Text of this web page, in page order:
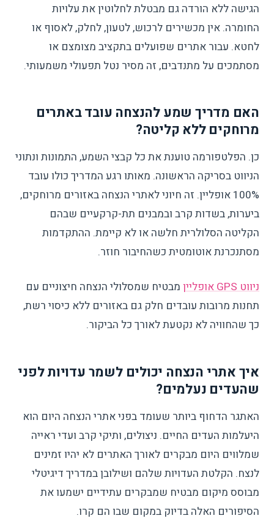
הגישה ללא הורדה גם מבטלת לחלוטין את עלויות
החומרה. אין מכשירים לרכוש, לטעון, לחלק, לאסוף או
לחטא. עבור אתרים שפועלים בתקציב מצומצם או
מסתמכים על מתנדבים, זה מסיר נטל תפעולי משמעותי.
האם מדריך שמע להנצחה עובד באתרים
מרוחקים ללא קליטה?
כן. הפלטפורמה טוענת את כל קבצי השמע, התמונות ונתוני
הניווט בסריקה הראשונה. מאותו רגע המדריך כולו עובד
100% אופליין. זה חיוני לאתרי הנצחה באזורים מרוחקים,
ביערות, בשדות קרב ובמבנים תת-קרקעיים שבהם
הקליטה הסלולרית חלשה או לא קיימת. ההתקדמות
מסתנכרנת אוטומטית כשהחיבור חוזר.
ניווט GPS אופליין
מבטיח שמסלולי הנצחה חיצוניים עם
תחנות מרובות עובדים חלק גם באזורים ללא כיסוי רשת,
כך שהחוויה לא נקטעת לאורך כל הביקור.
איך אתרי הנצחה יכולים לשמר עדויות לפני
שהעדים נעלמים?
האתגר הדחוף ביותר שעומד בפני אתרי הנצחה היום הוא
היעלמות העדים החיים. ניצולים, ותיקי קרב ועדי ראייה
שמלווים היום מבקרים לאורך האתרים לא יהיו זמינים
לנצח. הקלטת העדויות שלהם ושילובן במדריך דיגיטלי
מבוסס מיקום מבטיח שמבקרים עתידיים ישמעו את
הסיפורים האלה בדיוק במקום שבו הם קרו.